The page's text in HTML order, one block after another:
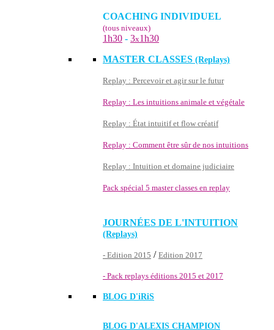
COACHING INDIVIDUEL
(tous niveaux)
1h30 - 3x1h30
MASTER CLASSES (Replays)
Replay : Percevoir et agir sur le futur
Replay : Les intuitions animale et végétale
Replay : État intuitif et flow créatif
Replay : Comment être sûr de nos intuitions
Replay : Intuition et domaine judiciaire
Pack spécial 5 master classes en replay
JOURNÉES DE L'INTUITION
(Replays)
- Edition 2015 / Edition 2017
- Pack replays éditions 2015 et 2017
BLOG D'iRiS
BLOG D'ALEXIS CHAMPION